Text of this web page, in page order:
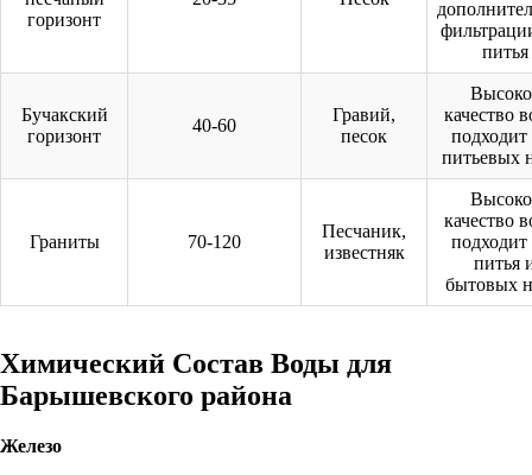
горизонт
питья
Бучакский
горизонт
40-60
Гравий,
песок
качество
подходит
питьевых
Граниты 70-120
Песчаник,
известняк
качество
подходит
питья
бытовых
Химический Состав Воды для
Барышевского района
Железо